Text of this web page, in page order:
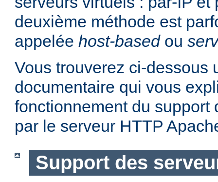
deuxième méthode est
appelée host-basedou
Vous trouverez ci-dessous
documentaire qui vous
fonctionnement du support
par le serveur HTTP
Support des